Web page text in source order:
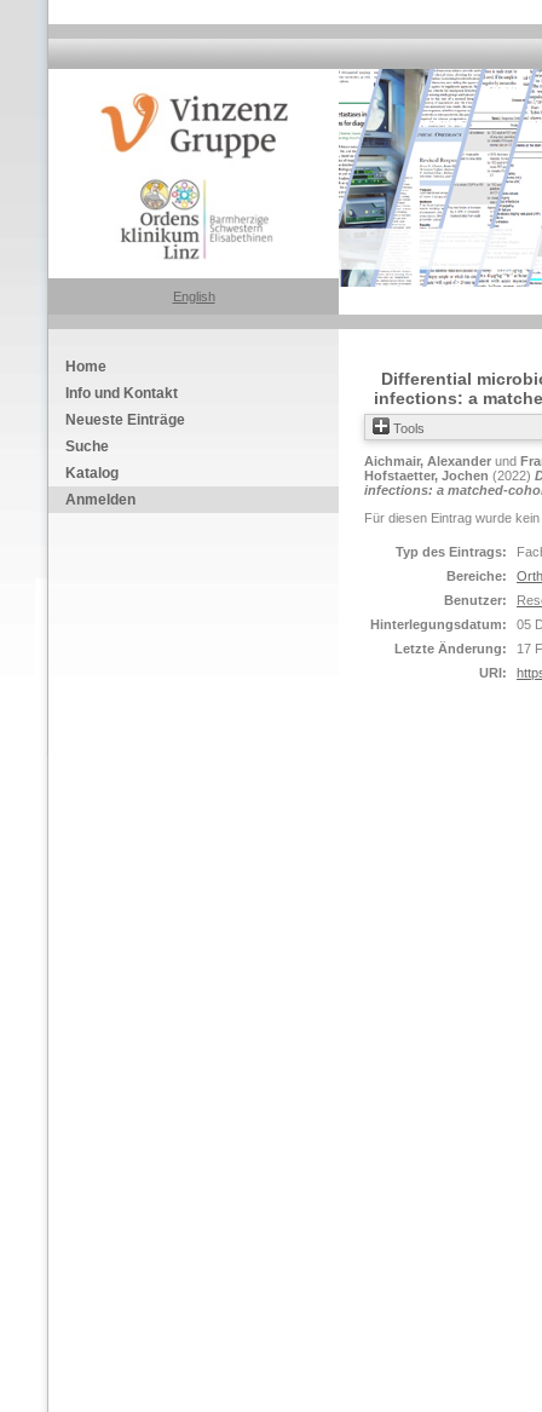
English
Home
Info und Kontakt
Neueste Einträge
Suche
Katalog
Anmelden
Differential
infections: a
Tools
Aichmair, Alexander und
Hofstaetter, Jochen (2022)
infections: a matched-
Für diesen Eintrag wurde
Typ des Eintrags:
Bereiche:
Benutzer:
Hinterlegungsdatum:
05
Letzte Änderung:
17
URI: